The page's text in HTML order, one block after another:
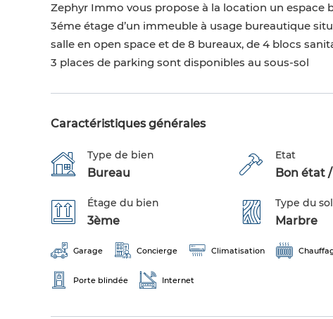
Zephyr Immo vous propose à la location un espace
3éme étage d’un immeuble à usage bureautique
salle en open space et de 8 bureaux, de 4 blocs
3 places de parking sont disponibles au sous-sol
Caractéristiques générales
Type de bien
Bureau
Etat
Bon état
Étage du bien
3ème
Type du sol
Marbre
Garage Concierge Climatisation
Porte blindée Internet